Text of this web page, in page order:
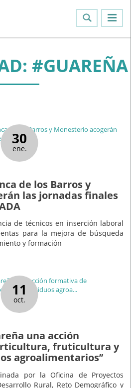
#GUAREÑA
30
ene.
de los Barros y
las jornadas finales
de técnicos en inserción laboral
para la mejora de búsqueda
y formación
11
oct.
una acción
fruticultura y
agroalimentarios’’
por la Oficina de Proyectos
Rural, Reto Demográfico y